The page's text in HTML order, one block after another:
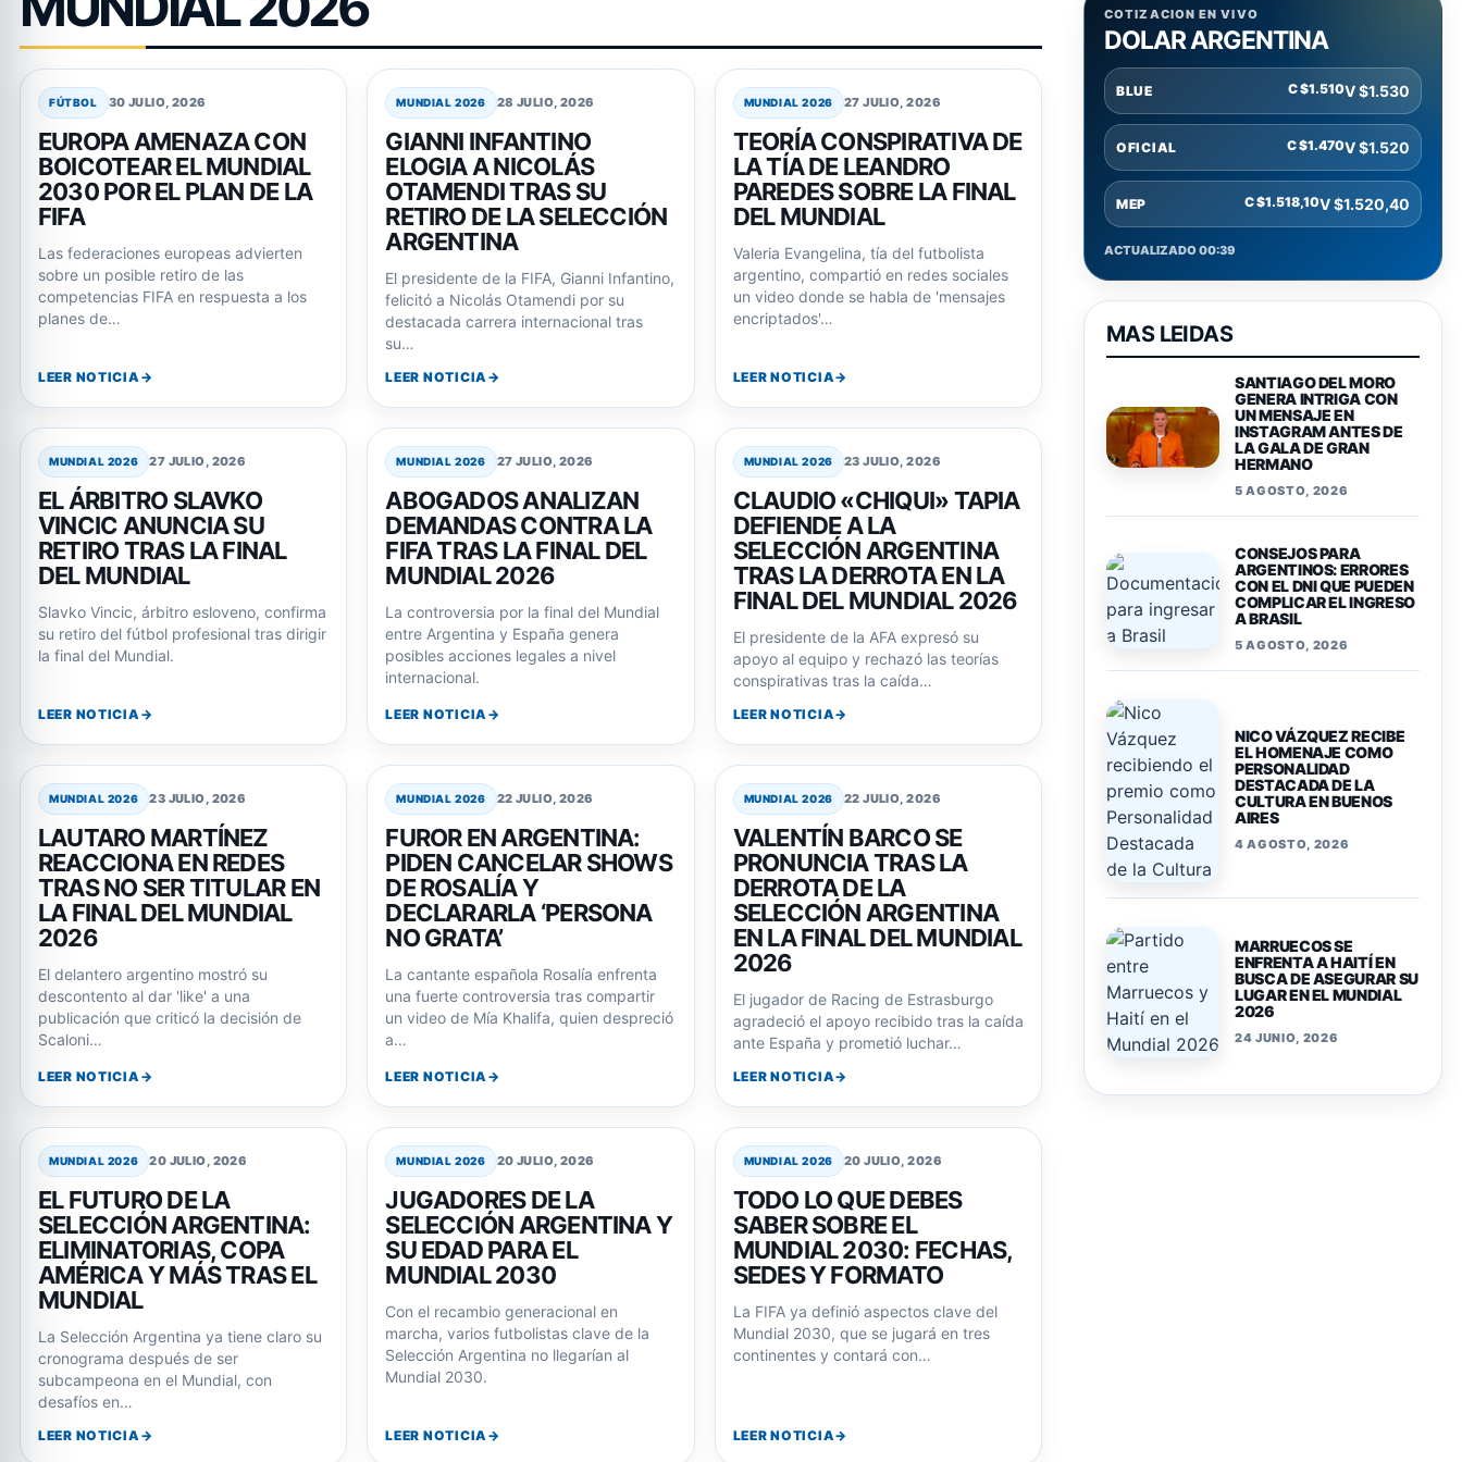
FÚTBOL 30 JULIO, 2026
EUROPA AMENAZA CON
BOICOTEAR EL MUNDIAL
2030 POR EL PLAN DE LA
FIFA
Las federaciones europeas advierten
sobre un posible retiro de las
competencias FIFA en respuesta a los
planes de…
LEER NOTICIA
MUNDIAL 2026 28 JULIO, 2026
GIANNI INFANTINO
ELOGIA A NICOLÁS
OTAMENDI TRAS SU
RETIRO DE LA SELECCIÓN
ARGENTINA
El presidente de la FIFA, Gianni Infantino,
felicitó a Nicolás Otamendi por su
destacada carrera internacional tras
su…
LEER NOTICIA
MUNDIAL 2026 27 JULIO, 2026
TEORÍA CONSPIRATIVA DE
LA TÍA DE LEANDRO
PAREDES SOBRE LA FINAL
DEL MUNDIAL
Valeria Evangelina, tía del futbolista
argentino, compartió en redes sociales
un video donde se habla de 'mensajes
encriptados'…
LEER NOTICIA
MUNDIAL 2026 27 JULIO, 2026
EL ÁRBITRO SLAVKO
VINCIC ANUNCIA SU
RETIRO TRAS LA FINAL
DEL MUNDIAL
Slavko Vincic, árbitro esloveno, confirma
su retiro del fútbol profesional tras dirigir
la final del Mundial.
LEER NOTICIA
MUNDIAL 2026 27 JULIO, 2026
ABOGADOS ANALIZAN
DEMANDAS CONTRA LA
FIFA TRAS LA FINAL DEL
MUNDIAL 2026
La controversia por la final del Mundial
entre Argentina y España genera
posibles acciones legales a nivel
internacional.
LEER NOTICIA
MUNDIAL 2026 23 JULIO, 2026
CLAUDIO «CHIQUI» TAPIA
DEFIENDE A LA
SELECCIÓN ARGENTINA
TRAS LA DERROTA EN LA
FINAL DEL MUNDIAL 2026
El presidente de la AFA expresó su
apoyo al equipo y rechazó las teorías
conspirativas tras la caída…
LEER NOTICIA
MUNDIAL 2026 23 JULIO, 2026
LAUTARO MARTÍNEZ
REACCIONA EN REDES
TRAS NO SER TITULAR EN
LA FINAL DEL MUNDIAL
2026
El delantero argentino mostró su
descontento al dar 'like' a una
publicación que criticó la decisión de
Scaloni…
LEER NOTICIA
MUNDIAL 2026 22 JULIO, 2026
FUROR EN ARGENTINA:
PIDEN CANCELAR SHOWS
DE ROSALÍA Y
DECLARARLA ‘PERSONA
NO GRATA’
La cantante española Rosalía enfrenta
una fuerte controversia tras compartir
un video de Mía Khalifa, quien despreció
a…
LEER NOTICIA
MUNDIAL 2026 22 JULIO, 2026
VALENTÍN BARCO SE
PRONUNCIA TRAS LA
DERROTA DE LA
SELECCIÓN ARGENTINA
EN LA FINAL DEL MUNDIAL
2026
El jugador de Racing de Estrasburgo
agradeció el apoyo recibido tras la caída
ante España y prometió luchar…
LEER NOTICIA
MUNDIAL 2026 20 JULIO, 2026
EL FUTURO DE LA
SELECCIÓN ARGENTINA:
ELIMINATORIAS, COPA
AMÉRICA Y MÁS TRAS EL
MUNDIAL
La Selección Argentina ya tiene claro su
cronograma después de ser
subcampeona en el Mundial, con
desafíos en…
LEER NOTICIA
MUNDIAL 2026 20 JULIO, 2026
JUGADORES DE LA
SELECCIÓN ARGENTINA Y
SU EDAD PARA EL
MUNDIAL 2030
Con el recambio generacional en
marcha, varios futbolistas clave de la
Selección Argentina no llegarían al
Mundial 2030.
LEER NOTICIA
MUNDIAL 2026 20 JULIO, 2026
TODO LO QUE DEBES
SABER SOBRE EL
MUNDIAL 2030: FECHAS,
SEDES Y FORMATO
La FIFA ya definió aspectos clave del
Mundial 2030, que se jugará en tres
continentes y contará con…
LEER NOTICIA
COTIZACION EN VIVO
DOLAR ARGENTINA
BLUE C $1.510V $1.530
OFICIAL C $1.470V $1.520
MEP C $1.518,10V $1.520,40
ACTUALIZADO 00:39
MAS LEIDAS
SANTIAGO DEL MORO
GENERA INTRIGA CON
UN MENSAJE EN
INSTAGRAM ANTES DE
LA GALA DE GRAN
HERMANO
5 AGOSTO, 2026
CONSEJOS PARA
ARGENTINOS: ERRORES
CON EL DNI QUE PUEDEN
COMPLICAR EL INGRESO
A BRASIL
5 AGOSTO, 2026
NICO VÁZQUEZ RECIBE
EL HOMENAJE COMO
PERSONALIDAD
DESTACADA DE LA
CULTURA EN BUENOS
AIRES
4 AGOSTO, 2026
MARRUECOS SE
ENFRENTA A HAITÍ EN
BUSCA DE ASEGURAR SU
LUGAR EN EL MUNDIAL
2026
24 JUNIO, 2026